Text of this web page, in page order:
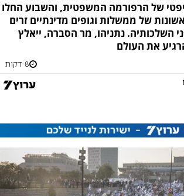
של הרפורמה המשפטית, והשבוע החלו
של ממשלות וגופים מדינתיים זרים
השלכותיה. נתניהו, מר הסברה, ייאלץ
את העולם
8 דקות